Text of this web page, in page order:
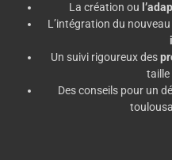
La création ou
L’intégration du
Un suivi rigoureux des
taille
Des conseils pour un